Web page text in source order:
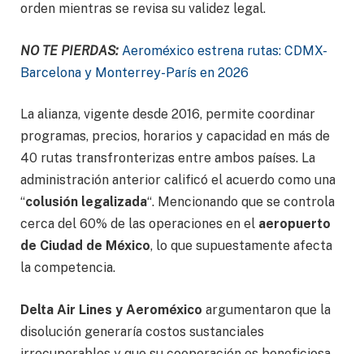
orden mientras se revisa su validez legal.
NO TE PIERDAS: Aeroméxico estrena rutas: CDMX-
Barcelona y Monterrey-París en 2026
La alianza, vigente desde 2016, permite coordinar
programas, precios, horarios y capacidad en más de
40 rutas transfronterizas entre ambos países. La
administración anterior calificó el acuerdo como una
“colusión legalizada“. Mencionando que se controla
cerca del 60% de las operaciones en el aeropuerto
de Ciudad de México, lo que supuestamente afecta
la competencia.
Delta Air Lines y Aeroméxico argumentaron que la
disolución generaría costos sustanciales